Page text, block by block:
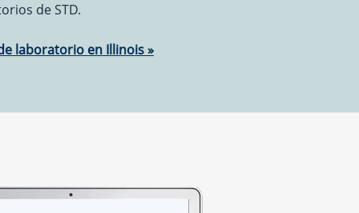
de STD.
laboratorio en Illinois »